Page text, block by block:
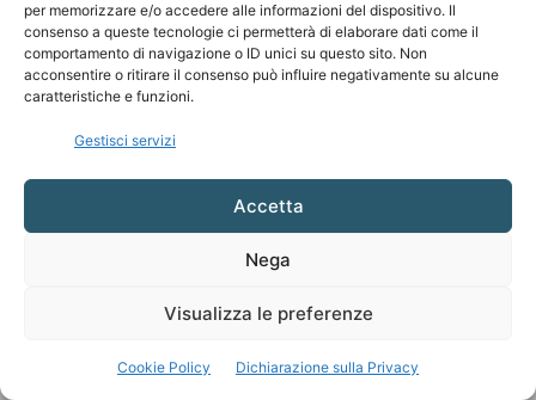
per memorizzare e/o accedere alle informazioni del dispositivo. Il
consenso a queste tecnologie ci permetterà di elaborare dati come il
comportamento di navigazione o ID unici su questo sito. Non
acconsentire o ritirare il consenso può influire negativamente su alcune
caratteristiche e funzioni.
Gestisci servizi
Accetta
Nega
Visualizza le preferenze
Cookie Policy Dichiarazione sulla Privacy